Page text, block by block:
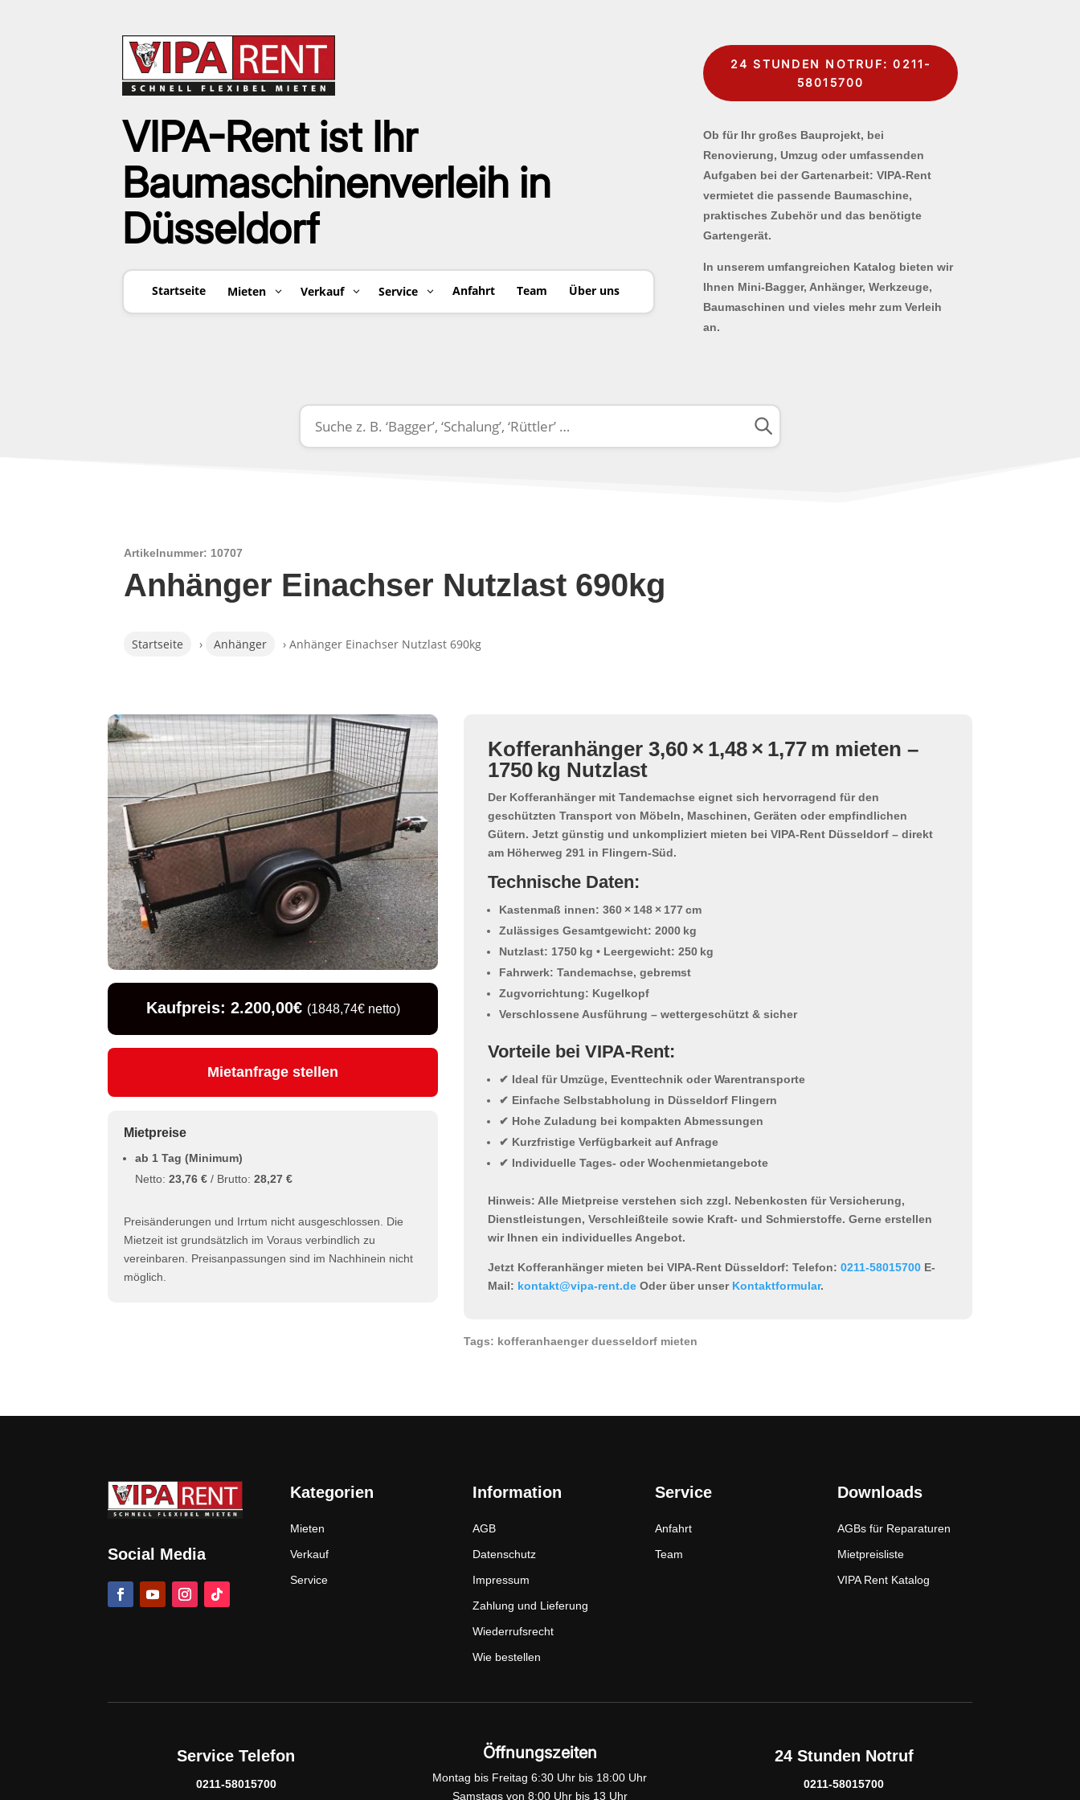
VIPA-Rent ist Ihr
Baumaschinenverleih in
Düsseldorf
Startseite Mieten Verkauf Service Anfahrt Team Über uns
24 STUNDEN NOTRUF: 0211-
58015700
Ob für Ihr großes Bauprojekt, bei
Renovierung, Umzug oder umfassenden
Aufgaben bei der Gartenarbeit: VIPA-Rent
vermietet die passende Baumaschine,
praktisches Zubehör und das benötigte
Gartengerät.
In unserem umfangreichen Katalog bieten wir
Ihnen Mini-Bagger, Anhänger, Werkzeuge,
Baumaschinen und vieles mehr zum Verleih
an.
Artikelnummer: 10707
Anhänger Einachser Nutzlast 690kg
Startseite › Anhänger › Anhänger Einachser Nutzlast 690kg
Kaufpreis: 2.200,00€ (1848,74€ netto)
Mietanfrage stellen
Mietpreise
ab 1 Tag (Minimum)
Netto:23,76 € / Brutto:28,27 €
Preisänderungen und Irrtum nicht ausgeschlossen. Die
Mietzeit ist grundsätzlich im Voraus verbindlich zu
vereinbaren. Preisanpassungen sind im Nachhinein nicht
möglich.
Kofferanhänger 3,60 × 1,48 × 1,77 m mieten –
1750 kg Nutzlast
Der Kofferanhänger mit Tandemachse eignet sich hervorragend für den
geschützten Transport von Möbeln, Maschinen, Geräten oder empfindlichen
Gütern. Jetzt günstig und unkompliziert mieten bei VIPA-Rent Düsseldorf – direkt
am Höherweg 291 in Flingern-Süd.
Technische Daten:
Kastenmaß innen: 360 × 148 × 177 cm
Zulässiges Gesamtgewicht: 2000 kg
Nutzlast: 1750 kg • Leergewicht: 250 kg
Fahrwerk: Tandemachse, gebremst
Zugvorrichtung: Kugelkopf
Verschlossene Ausführung – wettergeschützt & sicher
Vorteile bei VIPA-Rent:
✔ Ideal für Umzüge, Eventtechnik oder Warentransporte
✔ Einfache Selbstabholung in Düsseldorf Flingern
✔ Hohe Zuladung bei kompakten Abmessungen
✔ Kurzfristige Verfügbarkeit auf Anfrage
✔ Individuelle Tages- oder Wochenmietangebote
Hinweis: Alle Mietpreise verstehen sich zzgl. Nebenkosten für Versicherung,
Dienstleistungen, Verschleißteile sowie Kraft- und Schmierstoffe. Gerne erstellen
wir Ihnen ein individuelles Angebot.
Jetzt Kofferanhänger mieten bei VIPA-Rent Düsseldorf: Telefon:0211-58015700 E-
Mail: kontakt@vipa-rent.de Oder über unser Kontaktformular.
Tags: kofferanhaenger duesseldorf mieten
Social Media
Kategorien
Mieten
Verkauf
Service
Information
AGB
Datenschutz
Impressum
Zahlung und Lieferung
Wiederrufsrecht
Wie bestellen
Service
Anfahrt
Team
Downloads
AGBs für Reparaturen
Mietpreisliste
VIPA Rent Katalog
Service Telefon
0211-58015700
Öffnungszeiten
Montag bis Freitag 6:30 Uhr bis 18:00 Uhr
Samstags von 8:00 Uhr bis 13 Uhr
24 Stunden Notruf
0211-58015700